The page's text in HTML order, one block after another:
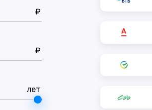
₽
₽
лет